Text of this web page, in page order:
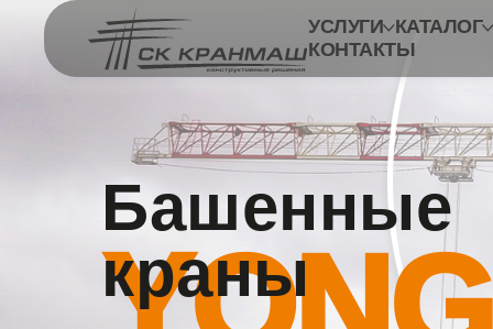
УСЛУГИ КАТАЛОГ
КОНТАКТЫ
Башенные
краны